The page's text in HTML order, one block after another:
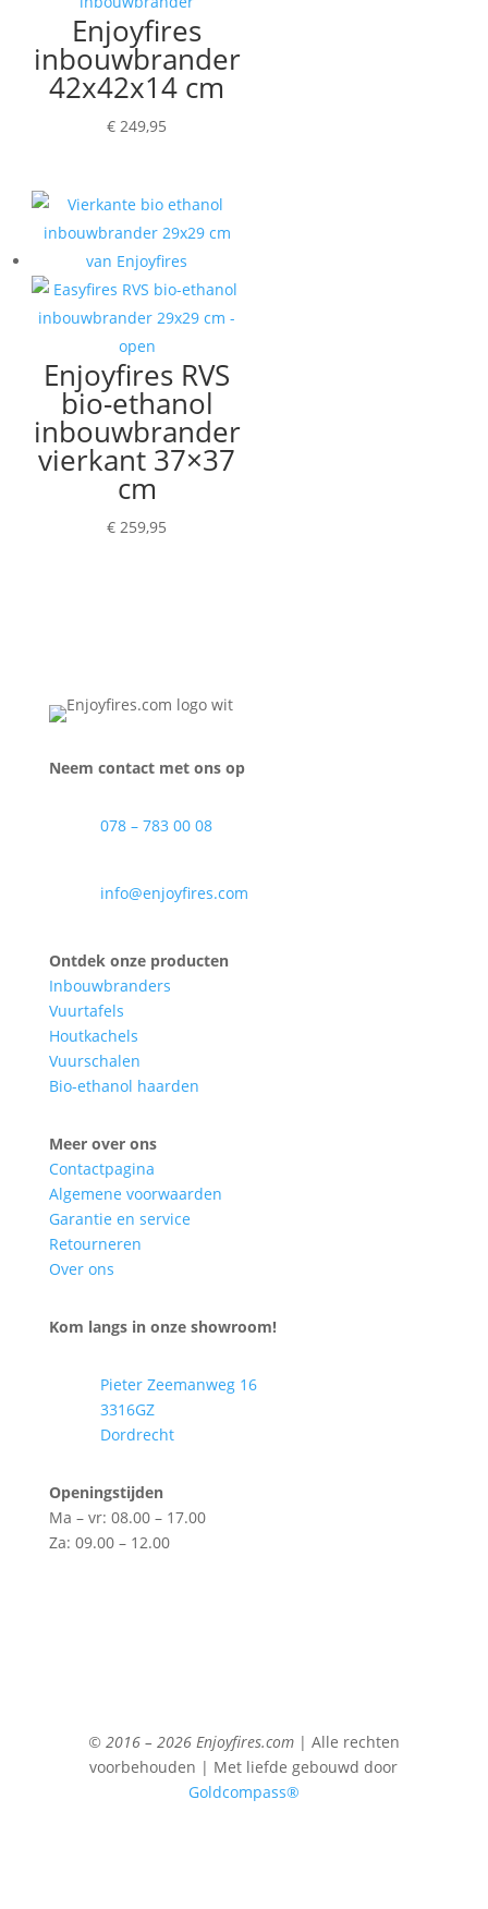
Enjoyfires
inbouwbrander
42x42x14 cm
€ 249,95
Enjoyfires RVS
bio-ethanol
inbouwbrander
vierkant 37×37
cm
€ 259,95
Neem contact met ons op
078 – 783 00 08
info@enjoyfires.com
Ontdek onze producten
Inbouwbranders
Vuurtafels
Houtkachels
Vuurschalen
Bio-ethanol haarden
Meer over ons
Contactpagina
Algemene voorwaarden
Garantie en service
Retourneren
Over ons
Kom langs in onze showroom!
Pieter Zeemanweg 16
3316GZ
Dordrecht
Openingstijden
Ma – vr: 08.00 – 17.00
Za: 09.00 – 12.00
© 2016 – 2026 Enjoyfires.com| Alle rechten
voorbehouden | Met liefde gebouwd door
Goldcompass®